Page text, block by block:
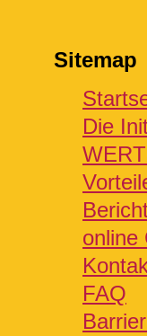
Sitemap
Die
online
FAQ